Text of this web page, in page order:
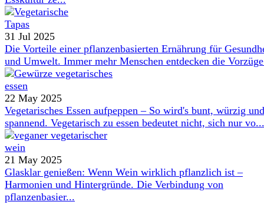
31 Jul 2025
Die Vorteile einer pflanzenbasierten Ernährung für
und Umwelt. Immer mehr Menschen entdecken die
22 May 2025
Vegetarisches Essen aufpeppen – So wird's bunt, würzig und
spannend. Vegetarisch zu essen bedeutet nicht, sich nur vo...
21 May 2025
Glasklar genießen: Wenn Wein wirklich pflanzlich ist –
Harmonien und Hintergründe. Die Verbindung von
pflanzenbasier...